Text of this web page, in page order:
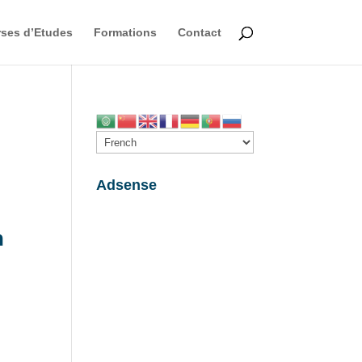
d’Etudes Formations Contact
Adsense